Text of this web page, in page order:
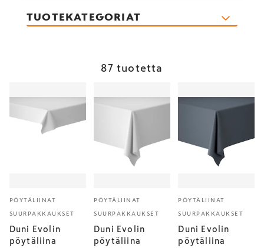
TUOTEKATEGORIAT
87 tuotetta
PÖYTÄLIINAT
SUURPAKKAUKSET
Duni Evolin
pöytäliina
PÖYTÄLIINAT
SUURPAKKAUKSET
Duni Evolin
pöytäliina
PÖYTÄLIINAT
SUURPAKKAUKSET
Duni Evolin
pöytäliina